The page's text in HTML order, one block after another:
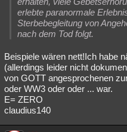
erlebte paranormale
Sterbebegleitung von
nach dem Tod folgt.
Beispiele wären nett!Ich habe
(allerdings leider nicht
von GOTT angesprochenen
oder WW3 oder oder ... war.
E= ZERO
claudius140